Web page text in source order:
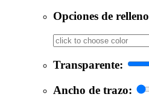
Opciones de relleno
Transparente:
Ancho de trazo: